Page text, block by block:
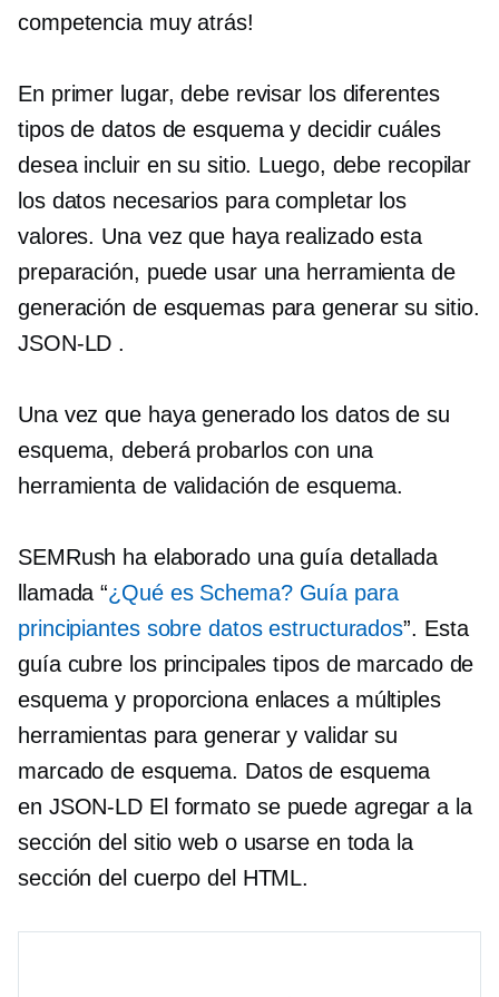
competencia muy atrás!
En primer lugar, debe revisar los diferentes
tipos de datos de esquema y decidir cuáles
desea incluir en su sitio. Luego, debe recopilar
los datos necesarios para completar los
valores. Una vez que haya realizado esta
preparación, puede usar una herramienta de
generación de esquemas para generar su sitio.
JSON-LD .
Una vez que haya generado los datos de su
esquema, deberá probarlos con una
herramienta de validación de esquema.
SEMRush ha elaborado una guía detallada
llamada “¿Qué es Schema? Guía para
principiantes sobre datos estructurados”. Esta
guía cubre los principales tipos de marcado de
esquema y proporciona enlaces a múltiples
herramientas para generar y validar su
marcado de esquema. Datos de esquema
en JSON-LD El formato se puede agregar a la
sección del sitio web o usarse en toda la
sección del cuerpo del HTML.